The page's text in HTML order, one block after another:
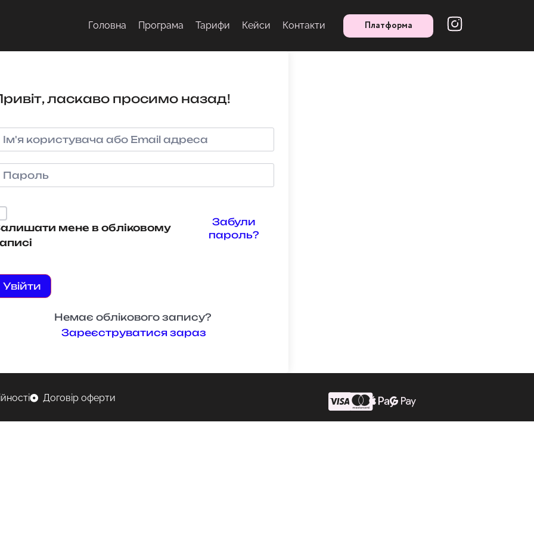
Головна Програма Тарифи Кейси Контакти Платформа
ласкаво просимо назад!
мене в обліковому
Забули
пароль?
Увійти
Немає облікового запису?
Зареєструватися зараз
Договір оферти